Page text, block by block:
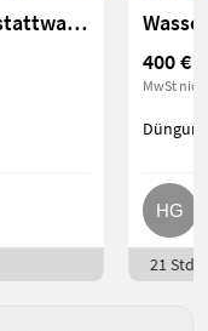
Güllefasspumpe 8.000 und Werkstattwagen
400 €
MwSt
21 Std.